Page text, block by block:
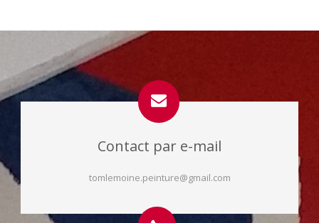
Contact par e-mail
tomlemoine.peinture@gmail.com